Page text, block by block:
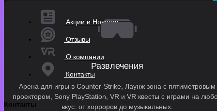
Акции и Новости
Отзывы
О компании
Контакты
Контакты
Развлечения
Арена для игры в Counter-Strike, Лаунж зона с пятиметровым
проектором, Sony PlayStation, VR и VR квесты с играми на
вкус: от хорроров до музыкальных.